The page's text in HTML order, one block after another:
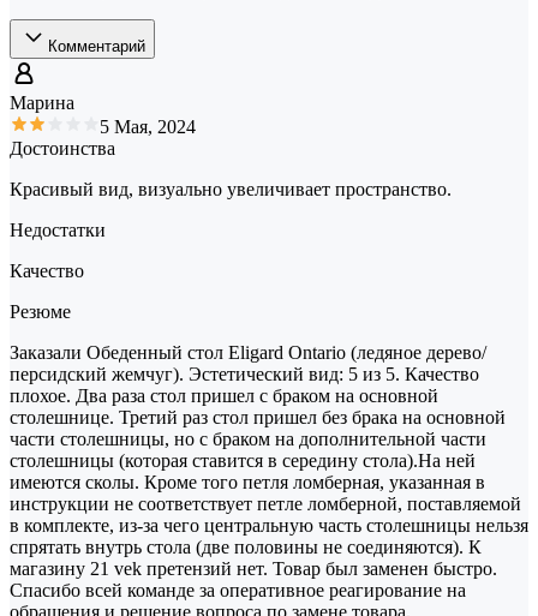
Комментарий
Марина
5 Мая, 2024
Достоинства
Красивый вид, визуально увеличивает пространство.
Недостатки
Качество
Резюме
Заказали Обеденный стол Eligard Ontario (ледяное дерево/
персидский жемчуг). Эстетический вид: 5 из 5. Качество
плохое. Два раза стол пришел с браком на основной
столешнице. Третий раз стол пришел без брака на основной
части столешницы, но с браком на дополнительной части
столешницы (которая ставится в середину стола).На ней
имеются сколы. Кроме того петля ломберная, указанная в
инструкции не соответствует петле ломберной, поставляемой
в комплекте, из-за чего центральную часть столешницы нельзя
спрятать внутрь стола (две половины не соединяются). К
магазину 21 vek претензий нет. Товар был заменен быстро.
Спасибо всей команде за оперативное реагирование на
обращения и решение вопроса по замене товара.